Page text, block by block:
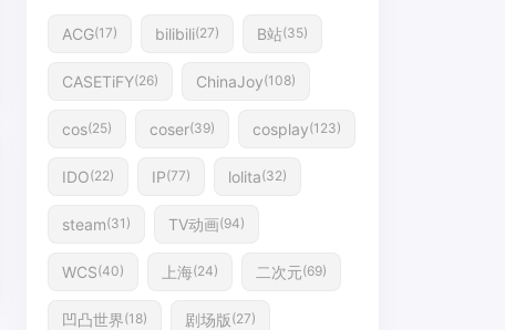
ACG(17) bilibili(27) B站(35)
CASETiFY(26) ChinaJoy(108)
cos(25) coser(39) cosplay(123)
IDO(22) IP(77) lolita(32)
steam(31) TV动画(94)
WCS(40) 上海(24) 二次元(69)
凹凸世界(18) 剧场版(27)